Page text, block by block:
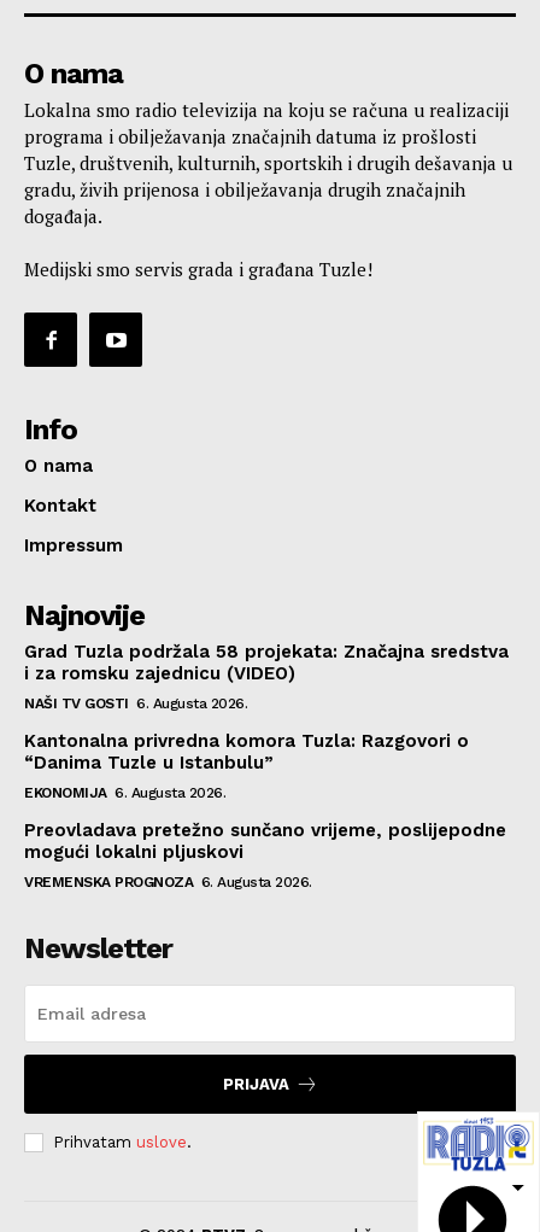
O nama
Lokalna smo radio televizija na koju se računa u realizaciji
programa i obilježavanja značajnih datuma iz prošlosti
Tuzle, društvenih, kulturnih, sportskih i drugih dešavanja u
gradu, živih prijenosa i obilježavanja drugih značajnih
događaja.
Medijski smo servis grada i građana Tuzle!
Info
O nama
Kontakt
Impressum
Najnovije
Grad Tuzla podržala 58 projekata: Značajna sredstva
i za romsku zajednicu (VIDEO)
NAŠI TV GOSTI 6. Augusta 2026.
Kantonalna privredna komora Tuzla: Razgovori o
“Danima Tuzle u Istanbulu”
EKONOMIJA 6. Augusta 2026.
Preovladava pretežno sunčano vrijeme, poslijepodne
mogući lokalni pljuskovi
VREMENSKA PROGNOZA 6. Augusta 2026.
Newsletter
PRIJAVA
Prihvatam uslove.